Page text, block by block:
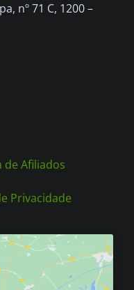
nº 71 C, 1200 –
de Afiliados
Privacidade